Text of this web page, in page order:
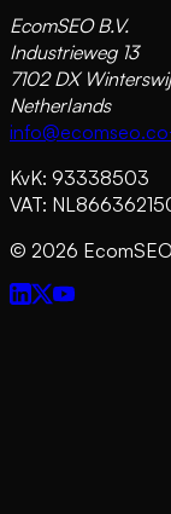
EcomSEO B.V.
Industrieweg 13
7102 DX
Netherlands
info@ecomseo.co
KvK: 93338503
VAT:
© 2026